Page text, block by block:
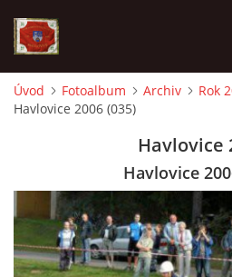
AKTUALITY
VÝJEZDOVÁ JEDNOTKA
Úvod Fotoalbum Archiv Rok
Havlovice 2006 (035)
Havlovice
Havlovice